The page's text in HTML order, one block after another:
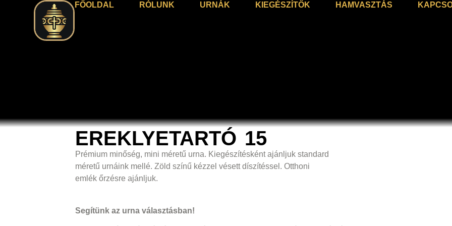
FŐOLDAL RÓLUNK URNÁK KIEGÉSZÍTŐK HAMVASZTÁS
EREKLYETARTÓ 15
Prémium minőség, mini méretű urna. Kiegészítésként ajánljuk standard
méretű urnáink mellé. Zöld színű kézzel vésett díszítéssel. Otthoni
emlék őrzésre ajánljuk.
Segítünk az urna választásban!